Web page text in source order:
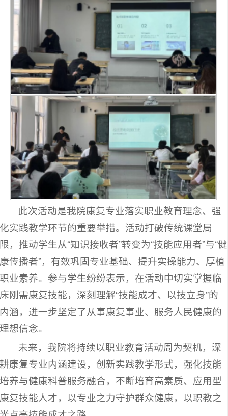
此次活动是我院康复专业落实职业教育理念、强
化实践教学环节的重要举措。活动打破传统课堂局
限，推动学生从“知识接收者”转变为“技能应用者”与“健
康传播者”，有效巩固专业基础、提升实操能力、厚植
职业素养。参与学生纷纷表示，在活动中切实掌握临
床刚需康复技能，深刻理解“技能成才、以技立身”的
内涵，进一步坚定了从事康复事业、服务人民健康的
理想信念。
未来，我院将持续以职业教育活动周为契机，深
耕康复专业内涵建设，创新实践教学形式，强化技能
培养与健康科普服务融合，不断培育高素质、应用型
康复技能人才，以专业之力守护群众健康，以职教之